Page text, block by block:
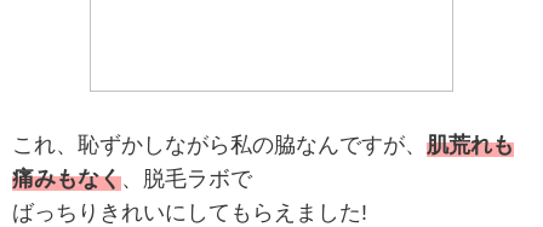
これ、恥ずかしながら私の脇なんですが、 肌荒れも
痛みもなく、脱毛ラボで
ばっちりきれいにしてもらえました!